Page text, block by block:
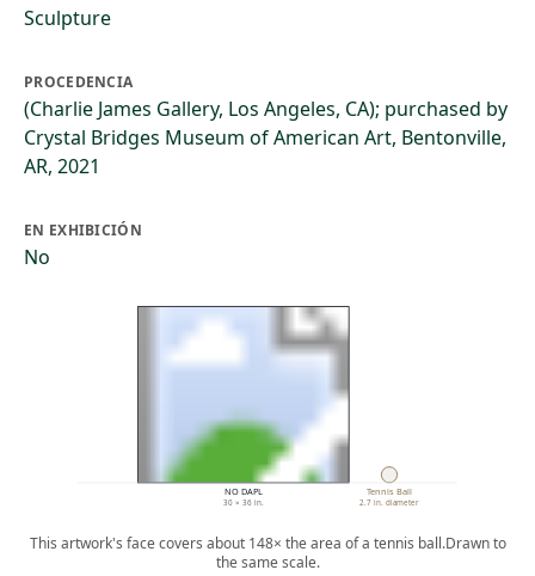
Sculpture
PROCEDENCIA
(Charlie James Gallery, Los Angeles, CA); purchased by
Crystal Bridges Museum of American Art, Bentonville,
AR, 2021
EN EXHIBICIÓN
No
NO DAPL
30 × 36 in.
Tennis Ball
2.7 in. diameter
This artwork's face covers about 148× the area of a tennis ball.Drawn to
the same scale.